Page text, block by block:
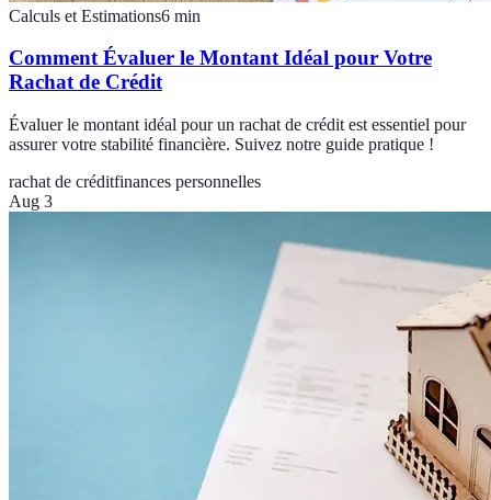
Calculs et Estimations6 min
Comment Évaluer le Montant Idéal pour Votre
Rachat de Crédit
Évaluer le montant idéal pour un rachat de crédit est essentiel pour
assurer votre stabilité financière. Suivez notre guide pratique !
rachat de créditfinances personnelles
Aug 3